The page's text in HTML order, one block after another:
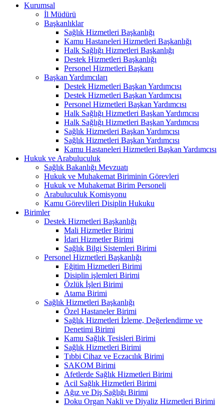
Kurumsal
İl Müdürü
Başkanlıklar
Sağlık Hizmetleri Başkanlığı
Kamu Hastaneleri Hizmetleri Başkanlığı
Halk Sağlığı Hizmetleri Başkanlığı
Destek Hizmetleri Başkanlığı
Personel Hizmetleri Başkanı
Başkan Yardımcıları
Destek Hizmetleri Başkan Yardımcısı
Destek Hizmetleri Başkan Yardımcısı
Personel Hizmetleri Başkan Yardımcısı
Halk Sağlığı Hizmetleri Başkan Yardımcısı
Halk Sağlığı Hizmetleri Başkan Yardımcısı
Sağlık Hizmetleri Başkan Yardımcısı
Sağlık Hizmetleri Başkan Yardımcısı
Kamu Hastaneleri Hizmetleri Başkan Yardımcısı
Hukuk ve Arabuluculuk
Sağlık Bakanlığı Mevzuatı
Hukuk ve Muhakemat Biriminin Görevleri
Hukuk ve Muhakemat Birim Personeli
Arabuluculuk Komisyonu
Kamu Görevlileri Disiplin Hukuku
Birimler
Destek Hizmetleri Başkanlığı
Mali Hizmetler Birimi
İdari Hizmetler Birimi
Sağlık Bilgi Sistemleri Birimi
Personel Hizmetleri Başkanlığı
Eğitim Hizmetleri Birimi
Disiplin işlemleri Birimi
Özlük İşleri Birimi
Atama Birimi
Sağlık Hizmetleri Başkanlığı
Özel Hastaneler Birimi
Sağlık Hizmetleri İzleme, Değerlendirme ve
Denetimi Birimi
Kamu Sağlık Tesisleri Birimi
Sağlık Hizmetleri Birimi
Tıbbi Cihaz ve Eczacılık Birimi
SAKOM Birimi
Afetlerde Sağlık Hizmetleri Birimi
Acil Sağlık Hizmetleri Birimi
Ağız ve Diş Sağlığı Birimi
Doku Organ Nakli ve Diyaliz Hizmetleri Birimi